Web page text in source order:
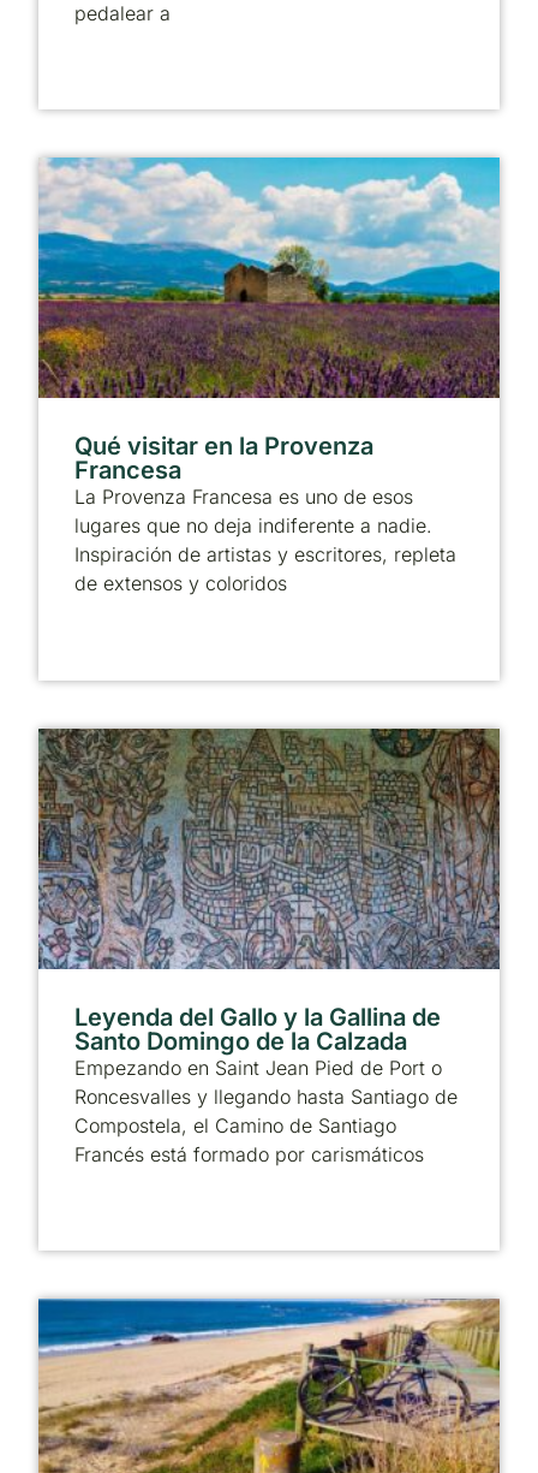
pedalear a
Qué visitar en la Provenza
Francesa
La Provenza Francesa es uno de esos
lugares que no deja indiferente a nadie.
Inspiración de artistas y escritores, repleta
de extensos y coloridos
Leyenda del Gallo y la Gallina de
Santo Domingo de la Calzada
Empezando en Saint Jean Pied de Port o
Roncesvalles y llegando hasta Santiago de
Compostela, el Camino de Santiago
Francés está formado por carismáticos